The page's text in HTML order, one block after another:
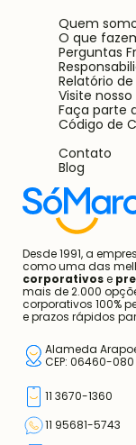
Desde 1991, a
como uma das
corporativose
mais de 2.000
corporativos 100%
e prazos rápidos
Alameda
CEP: 06460-080
11 3670-1360
11 95681-5743
Quem
O que
Perguntas
Relatório
Visite
Faça parte
Código de
Contato
Blog